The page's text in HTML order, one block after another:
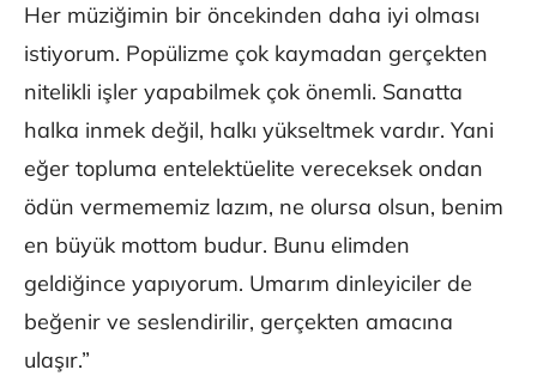
Her müziğimin bir öncekinden daha iyi olması
istiyorum. Popülizme çok kaymadan gerçekten
nitelikli işler yapabilmek çok önemli. Sanatta
halka inmek değil, halkı yükseltmek vardır. Yani
eğer topluma entelektüelite vereceksek ondan
ödün vermememiz lazım, ne olursa olsun, benim
en büyük mottom budur. Bunu elimden
geldiğince yapıyorum. Umarım dinleyiciler de
beğenir ve seslendirilir, gerçekten amacına
ulaşır.”